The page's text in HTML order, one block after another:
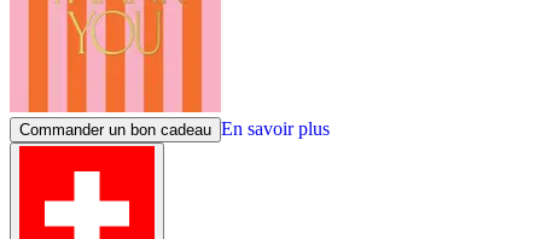
Commander un bon cadeau En savoir plus